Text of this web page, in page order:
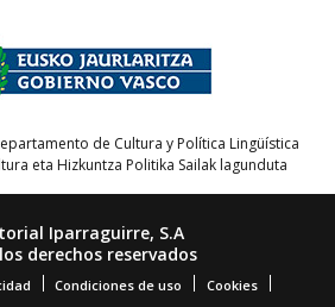
de Cultura y Política Lingüística
eta Hizkuntza Politika Sailak lagunduta
Iparraguirre, S.A
derechos reservados
Condiciones de uso Cookies